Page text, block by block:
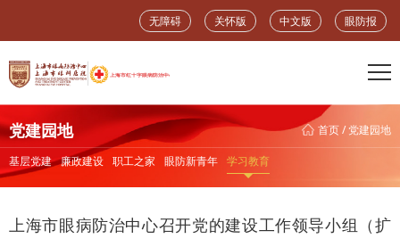
无障碍 关怀版 中文版 眼防报
党建园地 首页/党建园地
基层党建 廉政建设 职工之家 眼防新青年 学习教育
上海市眼病防治中心召开党的建设工作领导小组（扩